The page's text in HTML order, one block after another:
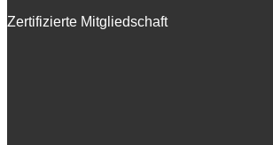
Zertifizierte Mitgliedschaft